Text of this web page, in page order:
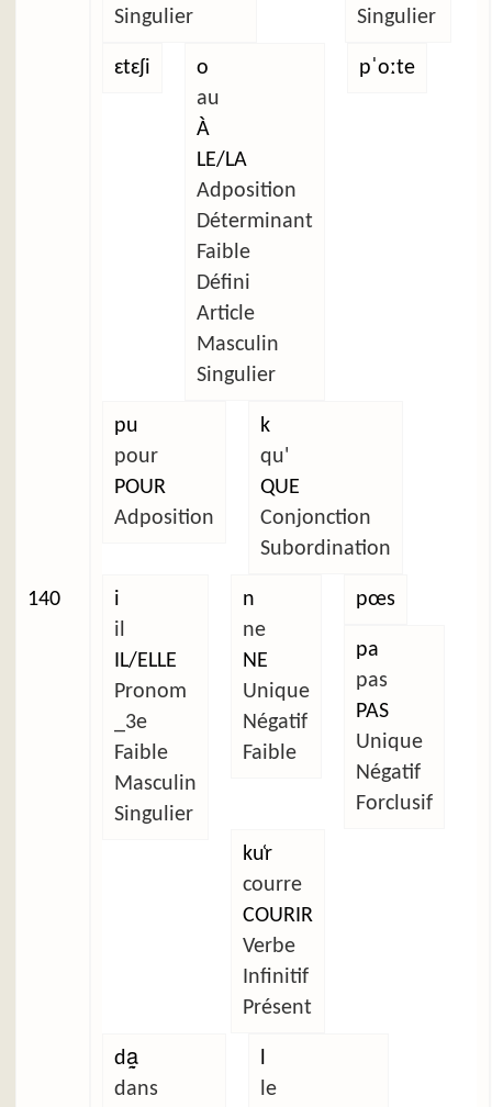
140
Singulier
Singulier
ɛtɛʃi
o
au
À
LE/LA
Adposition
Déterminant
Faible
Défini
Article
Masculin
Singulier
pˈoːte
pu
pour
POUR
Adposition
k
qu'
QUE
Conjonction
Subordination
i
il
IL/ELLE
Pronom
_3e
Faible
Masculin
Singulier
n
ne
NE
Unique
Négatif
Faible
pœs
pa
pas
PAS
Unique
Négatif
Forclusif
ku̜r
courre
COURIR
Verbe
Infinitif
Présent
da̰
dans
le